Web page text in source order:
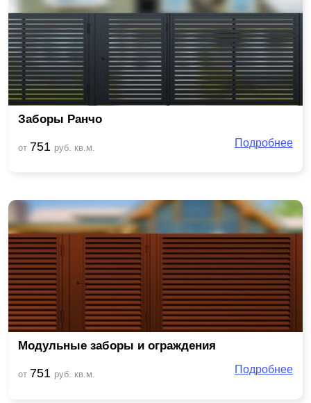
Заборы Ранчо
от 751 руб. кв.м. Подробнее
Модульные заборы и ограждения
от 751 руб. кв.м. Подробнее